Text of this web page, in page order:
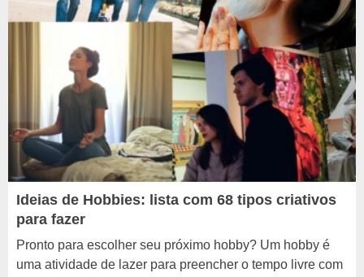
Ideias de Hobbies: lista com 68 tipos criativos
para fazer
Pronto para escolher seu próximo hobby? Um hobby é
uma atividade de lazer para preencher o tempo livre com